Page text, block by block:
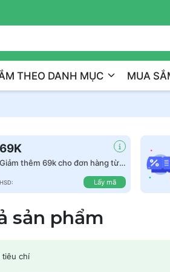
THEO DANH MỤC MUA
69K
Giảm thêm 69k cho đơn hàng từ
HSD: Lấy mã
sản phẩm
tiêu chí